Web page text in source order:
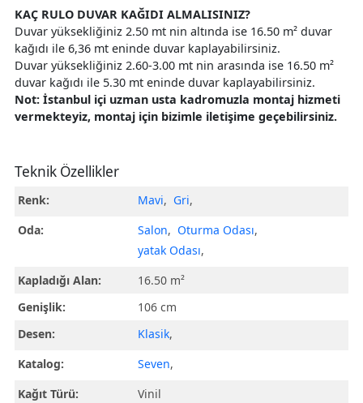
KAÇ RULO DUVAR KAĞIDI ALMALISINIZ?
Duvar yüksekliğiniz 2.50 mt nin altında ise 16.50 m² duvar
kağıdı ile 6,36 mt eninde duvar kaplayabilirsiniz.
Duvar yüksekliğiniz 2.60-3.00 mt nin arasında ise 16.50 m²
duvar kağıdı ile 5.30 mt eninde duvar kaplayabilirsiniz.
Not: İstanbul içi uzman usta kadromuzla montaj hizmeti
vermekteyiz, montaj için bizimle iletişime geçebilirsiniz.
Teknik Özellikler
Renk: Mavi, Gri,
Oda:
Salon, Oturma Odası,
yatak Odası,
Kapladığı Alan:
16.50 m²
Genişlik:
106 cm
Desen:
Klasik,
Katalog:
Seven,
Kağıt Türü:
Vinil